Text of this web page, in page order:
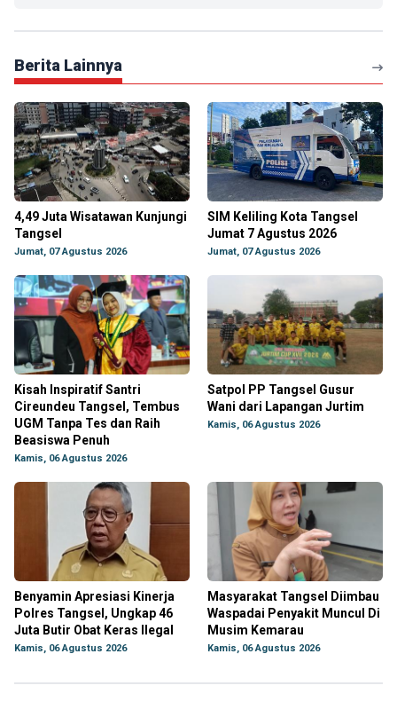
Berita Lainnya
4,49 Juta Wisatawan Kunjungi
Tangsel
Jumat, 07 Agustus 2026
SIM Keliling Kota Tangsel
Jumat 7 Agustus 2026
Jumat, 07 Agustus 2026
Kisah Inspiratif Santri
Cireundeu Tangsel, Tembus
UGM Tanpa Tes dan Raih
Beasiswa Penuh
Kamis, 06 Agustus 2026
Satpol PP Tangsel Gusur
Wani dari Lapangan Jurtim
Kamis, 06 Agustus 2026
Benyamin Apresiasi Kinerja
Polres Tangsel, Ungkap 46
Juta Butir Obat Keras Ilegal
Kamis, 06 Agustus 2026
Masyarakat Tangsel Diimbau
Waspadai Penyakit Muncul Di
Musim Kemarau
Kamis, 06 Agustus 2026